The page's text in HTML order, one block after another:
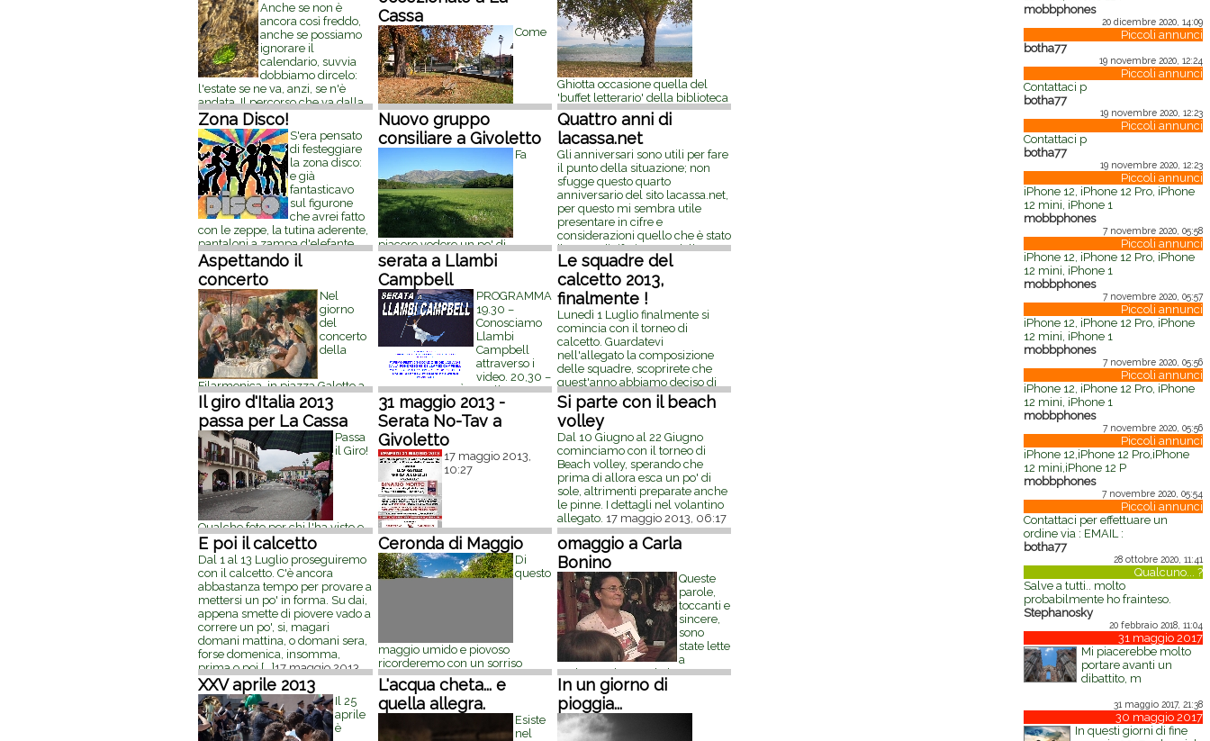
un paese per tutti'. Su questo sito
s'è parlato spesso di urbanistica;
se ne trova traccia in questa
sezione , nello speciale
18
novembre 2013, 20:05
stimolato a[...]9 novembre 2013,
15:35
Anche se non è
ancora così freddo,
anche se possiamo
ignorare il
calendario, suvvia
dobbiamo dircelo:
l'estate se ne va, anzi, se n'è
andata. Il percorso che va dalla
primavera verso il freddo
passando per l'estate, è quello
[...]30 ottobre 2013, 22:32
Cassa
Come
preannunciato dall'articolo di
Diego Finelli , sabato 29
settembre a La Cassa si sono
moltiplicate le attività sociali; in
poche ore si sono condensate
diverse attività. Si è cominciato
con la donazione Avis della
sempre attiva sezione di La
settembre 2013, 20:19
Ghiotta occasione quella del
'buffet letterario' della biblioteca
di La Cassa , con l'invito a
parlare di 'rami e radici'. Alberi e
mondo vegetale rappresentano
un alter ego dell'umanità
sempre presente, amico,
silenzioso e suggeritore di
pensieri[...]29 settembre 2013,
20:38
Zona Disco!
S'era pensato
di festeggiare
la zona disco:
e già
fantasticavo
sul figurone
che avrei fatto
con le zeppe, la tutina aderente,
pantaloni a zampa d'elefante,
occhiali e parrucconi, mentre si
scatenavano 90 minuti di 'disco'
vera; 'disco inferno' dei
settembre 2013, 19:26
Nuovo gruppo
consiliare a Givoletto
Fa
piacere vedere un po' di
dinamismo... speriamo porti a
buoni risultati! Cito dal sito '
lasvoltagivoletto.it ', a firma
Filippo: Il 18 settembre scorso si
è svolta a Givoletto una riunione
congiunta tra i rappresentanti
della Svolta e quelli[...]20
settembre 2013, 09:33
Quattro anni di
lacassa.net
Gli anniversari sono utili per fare
il punto della situazione; non
sfugge questo quarto
anniversario del sito lacassa.net,
per questo mi sembra utile
presentare in cifre e
considerazioni quello che è stato
il punto di riferimento della
discussione telematica
luglio 2013, 14:28
Aspettando il
concerto
Nel
giorno
del
concerto
della
Filarmonica in piazza Galetto a
La Cassa Merenda sinoira in
terrazzo venerdì 26 luglio dalle
ore 19:00 Terrazzo Società
Mutuo Soccorso la Familiare di
La Cassa Presso la trattoria [...]18
luglio 2013, 12:28
serata a Llambi
Campbell
PROGRAMMA
19.30 –
Conosciamo
Llambi
Campbell
attraverso i
video. 20,30 –
MERENDA SINÒIRA alla
Piemontese. 21.30–Video del
gemellaggio proiettato su
schermo in concomitanza con i
festeggiamenti che si terranno
in Llambi Campbell[...] 4 luglio
2013, 07:44
Le squadre del
calcetto 2013,
finalmente !
Lunedì 1 Luglio finalmente si
comincia con il torneo di
calcetto. Guardatevi
nell'allegato la composizione
delle squadre, scoprirete che
quest'anno abbiamo deciso di
dare nomi di squadre del
campionato argentino perchè ci
sembrava bello ricordare
luglio 2013, 06:37
Il giro d'Italia 2013
passa per La Cassa
Passa
il Giro!
Qualche foto per chi l'ha visto e
per chi non c'era, e per chi quel
giorno lì inseguiva...21 maggio
2013, 14:18
31 maggio 2013 -
Serata No-Tav a
Givoletto
17 maggio 2013,
10:27
Si parte con il beach
volley
Dal 10 Giugno al 22 Giugno
cominciamo con il torneo di
Beach volley, sperando che
prima di allora esca un po' di
sole, altrimenti preparate anche
le pinne. I dettagli nel volantino
allegato. 17 maggio 2013, 06:17
E poi il calcetto
Dal 1 al 13 Luglio proseguiremo
con il calcetto. C'è ancora
abbastanza tempo per provare a
mettersi un po' in forma. Su dai,
appena smette di piovere vado a
correre un po', si, magari
domani mattina, o domani sera,
forse domenica, insomma,
prima o poi[...]17 maggio 2013,
06:23
Ceronda di Maggio
Di
questo
maggio umido e piovoso
ricorderemo con un sorriso
furtivo anche le giornate
splendide che ci ha regalato.
Vivere lontano dalle mura della
città consente di annusare l'aria
con più senso e di partecipare
omaggio a Carla
Bonino
Queste
parole,
toccanti e
sincere,
sono
state lette
a
Pralungo durante la breve
cerimonia di saluto a Carla. Le
ha scritte e lette Carla Spatola
che con Marco, suo marito, e la
loro famiglia, è legata da una
XXV aprile 2013
Il 25
aprile
è
L'acqua cheta... e
quella allegra.
Esiste
nel
In un giorno di
pioggia...
mobbphones
20 dicembre 2020, 14:09
Piccoli annunci
botha77
19 novembre 2020, 12:24
Piccoli annunci
Contattaci p
botha77
19 novembre 2020, 12:23
Piccoli annunci
Contattaci p
botha77
19 novembre 2020, 12:23
Piccoli annunci
iPhone 12, iPhone 12 Pro, iPhone
12 mini, iPhone 1
mobbphones
7 novembre 2020, 05:58
Piccoli annunci
iPhone 12, iPhone 12 Pro, iPhone
12 mini, iPhone 1
mobbphones
7 novembre 2020, 05:57
Piccoli annunci
iPhone 12, iPhone 12 Pro, iPhone
12 mini, iPhone 1
mobbphones
7 novembre 2020, 05:56
Piccoli annunci
iPhone 12, iPhone 12 Pro, iPhone
12 mini, iPhone 1
mobbphones
7 novembre 2020, 05:56
Piccoli annunci
iPhone 12,iPhone 12 Pro,iPhone
12 mini,iPhone 12 P
mobbphones
7 novembre 2020, 05:54
Piccoli annunci
Contattaci per effettuare un
ordine via : EMAIL :
botha77
28 ottobre 2020, 11:41
Qualcuno... ?
Salve a tutti.. molto
probabilmente ho frainteso.
Stephanosky
20 febbraio 2018, 11:04
31 maggio 2017
Mi piacerebbe molto
portare avanti un
dibattito, m
31 maggio 2017, 21:38
30 maggio 2017
In questi giorni di fine